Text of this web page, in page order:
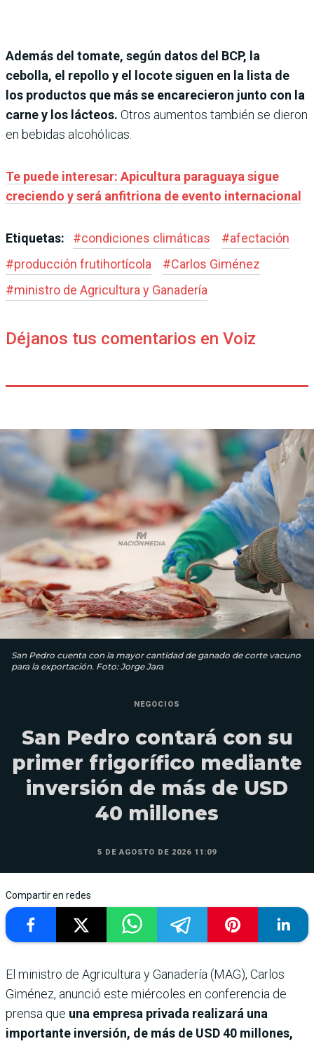
Además del tomate, según datos del BCP, la
cebolla, el repollo y el locote siguen en la lista de
los productos que más se encarecieron junto con la
carne y los lácteos. Otros aumentos también se dieron
en bebidas alcohólicas.
Te puede interesar: Apicultura paraguaya sigue
creciendo y será anfitriona de evento internacional
Etiquetas: #condiciones climáticas #afectación
#producción frutihortícola #Carlos Giménez
#ministro de Agricultura y Ganadería
Déjanos tus comentarios en Voiz
San Pedro cuenta con la mayor cantidad de ganado de corte vacuno
para la exportación. Foto: Jorge Jara
NEGOCIOS
San Pedro contará con su
primer frigorífico mediante
inversión de más de USD
40 millones
5 DE AGOSTO DE 2026 11:09
Compartir en redes
El ministro de Agricultura y Ganadería (MAG), Carlos
Giménez, anunció este miércoles en conferencia de
prensa que una empresa privada realizará una
importante inversión, de más de USD 40 millones,